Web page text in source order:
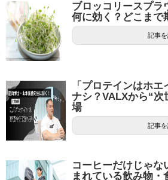
ブロッコリースプラ
何に効く？どこまで
記事
「プロテインはホ
ナシ？VALXから“次
場
記事
コーヒーだけじゃな
まれている飲み物